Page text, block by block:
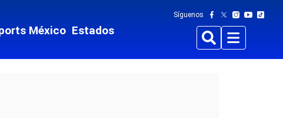
México Estados
Síguenos
BuscarMenu